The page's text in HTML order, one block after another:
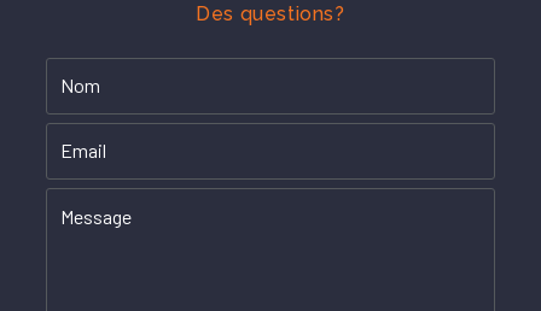
Des questions?